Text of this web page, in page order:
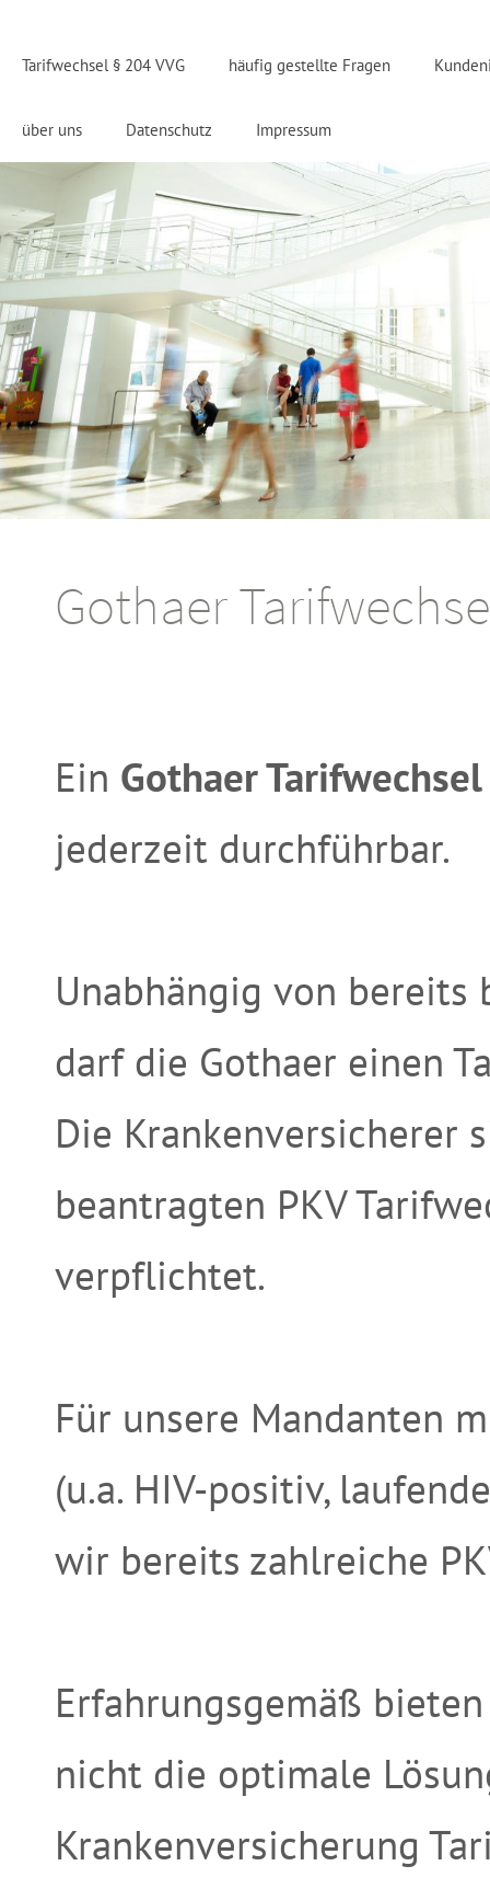
Tarifwechsel § 204 VVG häufig gestellte Fragen
über uns Datenschutz Impressum
Gothaer
Ein Gothaer
jederzeit durchführbar.
Unabhängig von bereits
darf die Gothaer einen
Die Krankenversicherer
beantragten PKV
verpflichtet.
Für unsere Mandanten
(u.a. HIV-positiv,
wir bereits zahlreiche
Erfahrungsgemäß
nicht die optimale
Krankenversicherung